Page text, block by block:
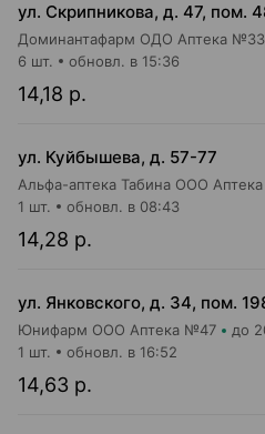
ул. Скрипникова, д. 47, пом.
Доминантафарм ОДО Аптека №33
14,18 р.
6 шт. обновл. в 15:36
ул. Куйбышева, д. 57-77
Альфа-аптека Табина ООО
14,28 р.
1 шт. обновл. в 08:43
ул. Янковского, д. 34, пом.
Юнифарм ООО Аптека №47 до
14,63 р.
1 шт. обновл. в 16:52